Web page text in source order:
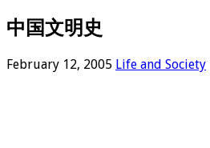
中国文明史
February 12, 2005 Life and Society